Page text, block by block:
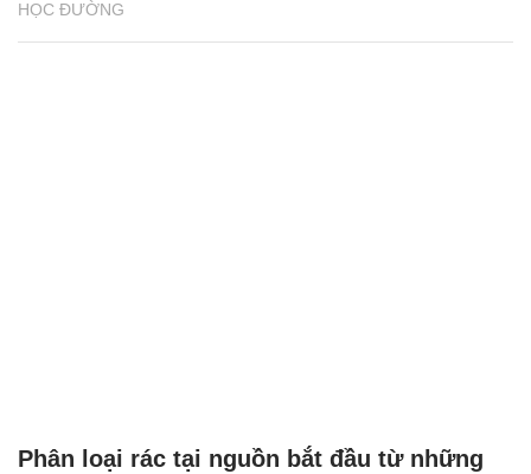
HỌC ĐƯỜNG
Phân loại rác tại nguồn bắt đầu từ những